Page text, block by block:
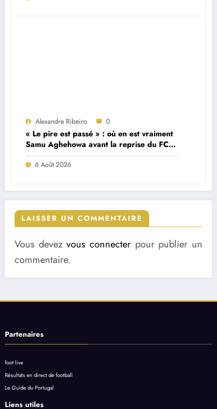
Alexandre Ribeiro 0
« Le pire est passé » : où en est vraiment
Samu Aghehowa avant la reprise du FC
Porto ?
6 Août 2026
LAISSER UN COMMENTAIRE
Vous devezvous connecter pour publier un
commentaire.
Partenaires
foot live
Résultats en direct de football
Le Guide du Portugal
Liens utiles